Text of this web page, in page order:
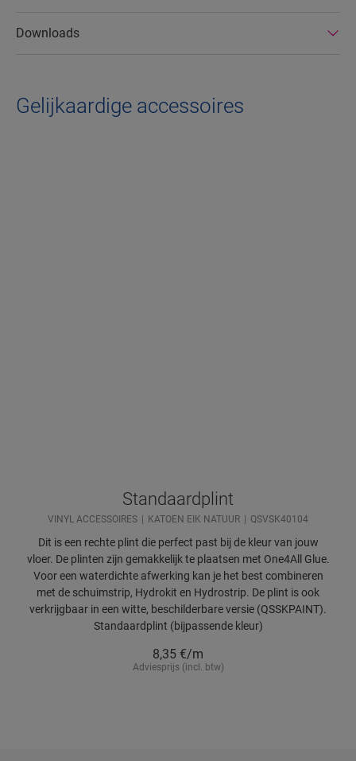
Downloads
Gelijkaardige accessoires
Standaardplint
VINYL ACCESSOIRES KATOEN EIK NATUUR QSVSK40104
Dit is een rechte plint die perfect past bij de kleur van jouw
vloer. De plinten zijn gemakkelijk te plaatsen met One4All Glue.
Voor een waterdichte afwerking kan je het best combineren
met de schuimstrip, Hydrokit en Hydrostrip. De plint is ook
verkrijgbaar in een witte, beschilderbare versie (QSSKPAINT).
Standaardplint (bijpassende kleur)
8,35 €/m
Adviesprijs (incl. btw)